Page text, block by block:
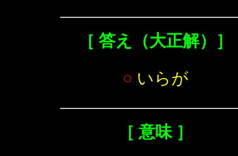
［ 答え（大正解）］
○ いらが
［ 意味 ］